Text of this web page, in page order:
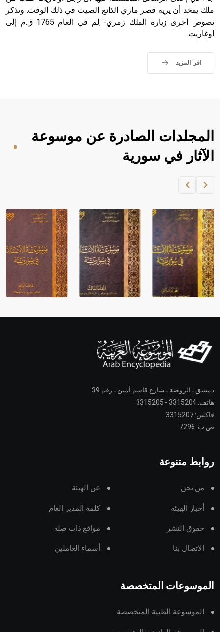
ملك يمخد أن يريه قصر ماري الذائع الصيت في ذلك الوقت. وتذكر
نصوص أخرى زيارة الملك زمري- لِم في العام 1765 ق.م إلى
أوغاريت.
اقرأ المزيد
المجلدات الصادرة عن موسوعة
الآثار في سورية
دمشق ـ الروضة ـ شارع قاسم أمين ـ رقم 39
هاتف: 3315204 - 3315205
فاكس: 3315207
ص.ب: 7296
روابط متنوعة
من نحن عن الهيئة
أخبار الهيئة كلمة المدير العام
حقوق النشر مواقع ذات صلة
الاتصال بنا أسماء العاملين
الموسوعات المتخصصة
الموسوعة الطبية المتخصصة